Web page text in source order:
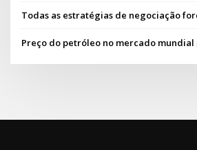
Todas as estratégias de negociação
Preço do petróleo no mercado